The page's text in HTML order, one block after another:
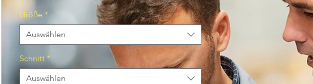
Größe *
Auswählen
Schnitt *
Auswählen